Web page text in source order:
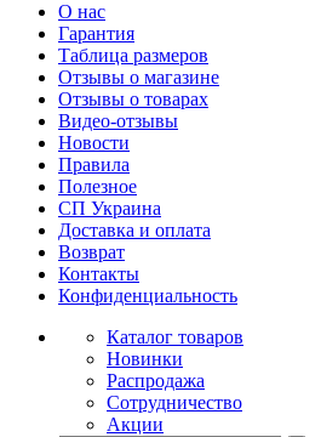
О нас
Гарантия
Таблица размеров
Отзывы о магазине
Отзывы о товарах
Видео-отзывы
Новости
Правила
Полезное
СП Украина
Доставка и оплата
Возврат
Контакты
Конфиденциальность
Каталог товаров
Новинки
Распродажа
Сотрудничество
Акции